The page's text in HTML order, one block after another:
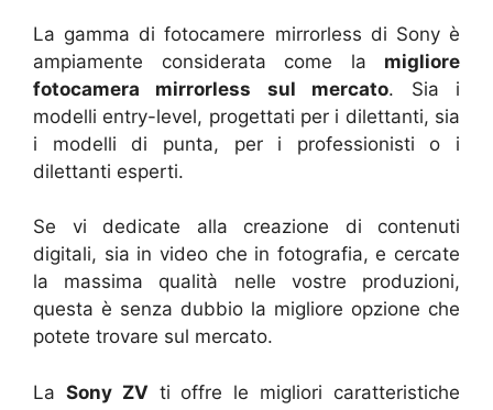
La gamma di fotocamere mirrorless di Sony è
ampiamente considerata come la migliore
fotocamera mirrorless sul mercato. Sia i
modelli entry-level, progettati per i dilettanti, sia
i modelli di punta, per i professionisti o i
dilettanti esperti.
Se vi dedicate alla creazione di contenuti
digitali, sia in video che in fotografia, e cercate
la massima qualità nelle vostre produzioni,
questa è senza dubbio la migliore opzione che
potete trovare sul mercato.
La Sony ZV ti offre le migliori caratteristiche